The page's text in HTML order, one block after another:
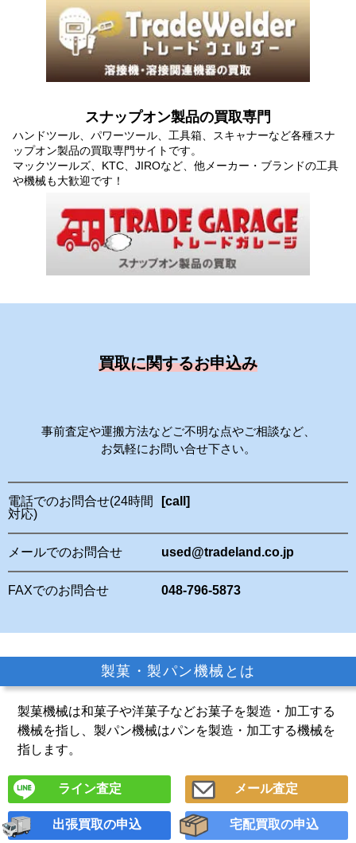
スナップオン製品の買取専門
ハンドツール、パワーツール、工具箱、スキャナーなど各種スナ
ップオン製品の買取専門サイトです。
マックツールズ、KTC、JIROなど、他メーカー・ブランドの工具
や機械も大歓迎です！
買取に関するお申込み
事前査定や運搬方法などご不明な点やご相談など、
お気軽にお問い合せ下さい。
電話でのお問合せ(24時間
対応)
[call]
メールでのお問合せ used@tradeland.co.jp
FAXでのお問合せ 048-796-5873
製菓・製パン機械とは
製菓機械は和菓子や洋菓子などお菓子を製造・加工する
機械を指し、製パン機械はパンを製造・加工する機械を
指します。
ライン査定 メール査定
出張買取の申込 宅配買取の申込